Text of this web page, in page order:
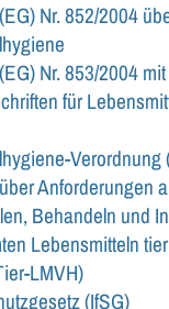
Nr. 852/2004
Nr. 853/2004
für
Verordnung
Anforderungen
Behandeln und
Lebensmitteln
LMVH)
(IfSG)